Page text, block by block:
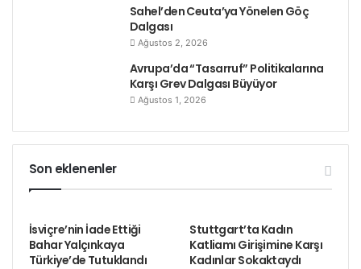
Sahel’den Ceuta’ya Yönelen Göç
Dalgası
Ağustos 2, 2026
Avrupa’da “Tasarruf” Politikalarına
Karşı Grev Dalgası Büyüyor
Ağustos 1, 2026
Son eklenenler
İsviçre’nin İade Ettiği
Bahar Yalçınkaya
Türkiye’de Tutuklandı
Stuttgart’ta Kadın
Katliamı Girişimine Karşı
Kadınlar Sokaktaydı